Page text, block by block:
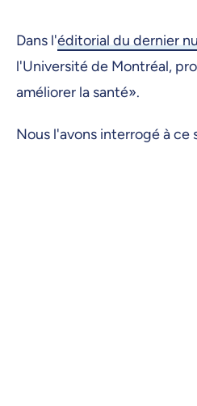
Dans l'éditorial du dernier
l'Université de Montréal,
améliorer la santé».
Nous l'avons interrogé à ce